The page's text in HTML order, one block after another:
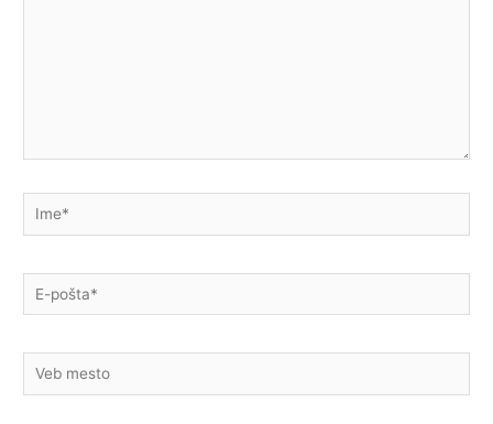
Ime*
E-
pošta*
Veb
mesto